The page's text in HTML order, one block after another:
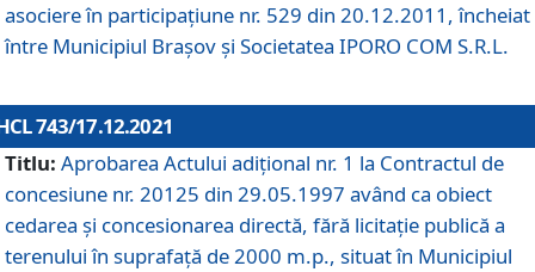
asociere în participațiune nr. 529 din 20.12.2011, încheiat
între Municipiul Brașov și Societatea IPORO COM S.R.L.
743/17.12.2021
Titlu: Aprobarea Actului adiţional nr. 1 la Contractul de
concesiune nr. 20125 din 29.05.1997 având ca obiect
cedarea și concesionarea directă, fără licitație publică a
terenului în suprafață de 2000 m.p., situat în Municipiul